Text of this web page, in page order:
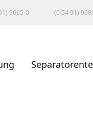
9665-0 (0 54 91)